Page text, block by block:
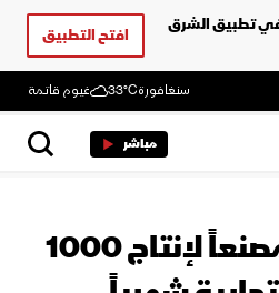
في تطبيق الشرق
افتح التطبيق
سنغافورة33°C غيوم قاتمة
مباشر
إسرائيل تبني مصنعاً لإنتاج 1000